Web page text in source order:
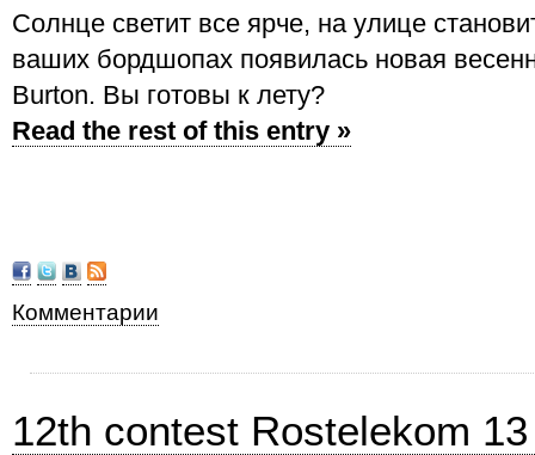
Солнце светит все ярче, на улице
ваших бордшопах появилась новая
Burton. Вы готовы к лету?
Read the rest of this entry »
Комментарии
12th contest Rostelekom